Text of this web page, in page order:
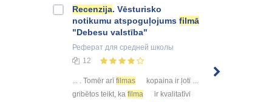
Recenzija. Vēsturisko
notikumu atspoguļojums filmā
"Debesu valstība"
Реферат для средней школы
12
... . Tomēr arīfilmas
kopaina ir ļoti ...
gribētos teikt, ka filma
ir kvalitatīvi